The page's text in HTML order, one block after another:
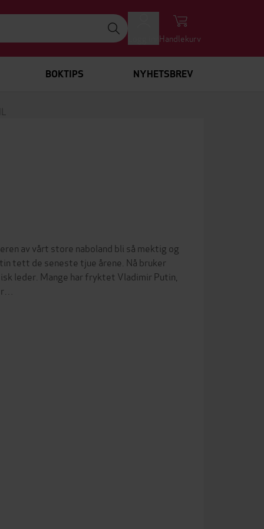
Handlekurv
BOKTIPS NYHETSBREV
av vårt store naboland bli så mektig og
tett de seneste tjue årene. Nå bruker
leder. Mange har fryktet Vladimir Putin,